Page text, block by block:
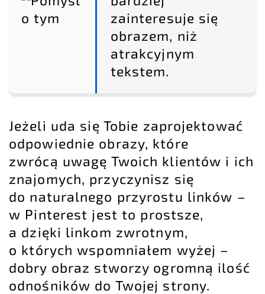
zainteresuje się
obrazem, niż
atrakcyjnym
tekstem.
Jeżeli uda się Tobie zaprojektować
odpowiednie obrazy, które
zwrócą uwagę Twoich klientów i ich
znajomych, przyczynisz się
do naturalnego przyrostu linków –
w Pinterest jest to prostsze,
a dzięki linkom zwrotnym,
o których wspomniałem wyżej –
dobry obraz stworzy ogromną ilość
odnośników do Twojej strony.